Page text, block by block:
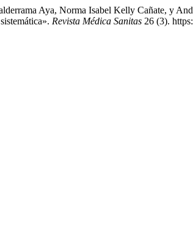
Aya, Norma Isabel Kelly Cañate, y
Revista Médica Sanitas 26 (3).